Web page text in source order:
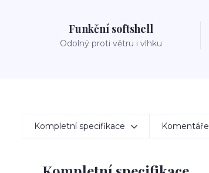
Funkční softshell
Odolný proti větru i vlhku
Kompletní specifikace Komentáře